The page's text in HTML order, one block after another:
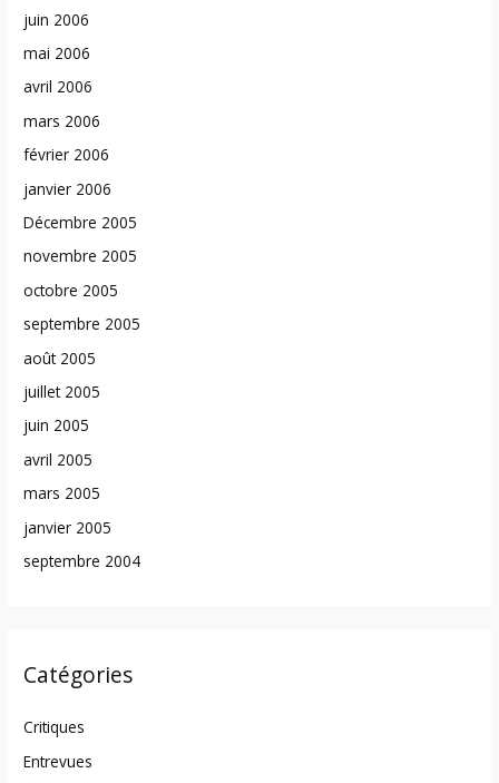
juin 2006
mai 2006
avril 2006
mars 2006
février 2006
janvier 2006
Décembre 2005
novembre 2005
octobre 2005
septembre 2005
août 2005
juillet 2005
juin 2005
avril 2005
mars 2005
janvier 2005
septembre 2004
Catégories
Critiques
Entrevues